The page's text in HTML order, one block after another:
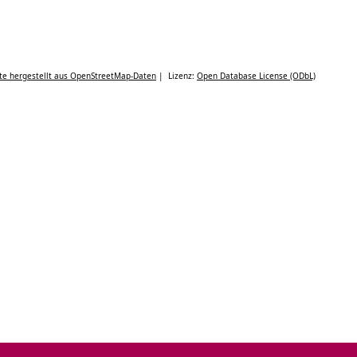
hergestellt aus OpenStreetMap-Daten | Lizenz: Open Database License (ODbL)